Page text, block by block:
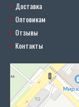
Доставка
Оптовикам
Отзывы
Контакты